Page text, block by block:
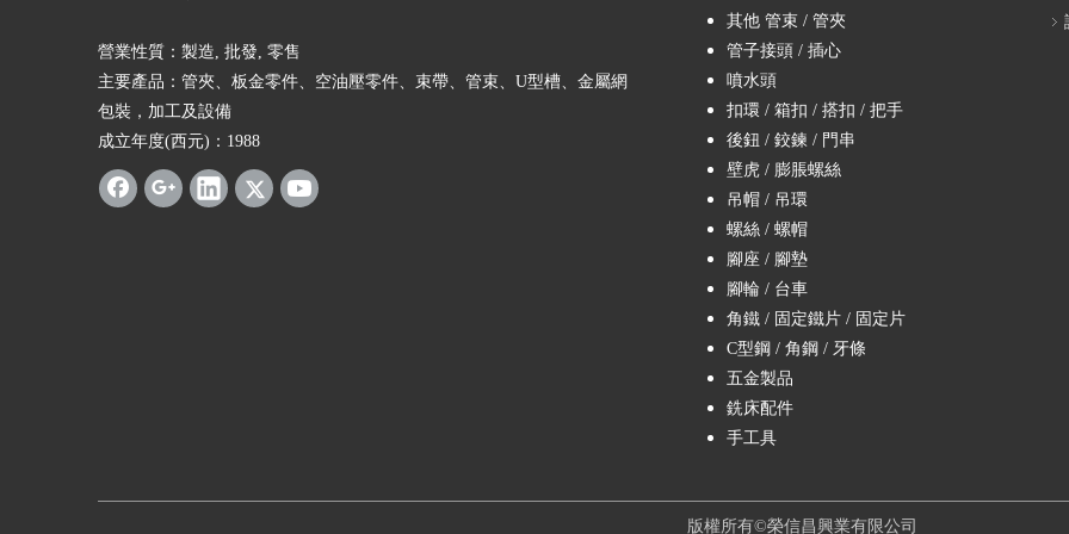
營業性質：製造, 批發, 零售
主要產品：管夾、板金零件、空油壓零件、束帶、管束、U型槽、金屬網
包裝，加工及設備
成立年度(西元)：1988
其他 管束 / 管夾
管子接頭 / 插心
噴水頭
扣環 / 箱扣 / 搭扣 / 把手
後鈕 / 鉸鍊 / 門串
壁虎 / 膨脹螺絲
吊帽 / 吊環
螺絲 / 螺帽
腳座 / 腳墊
腳輪 / 台車
角鐵 / 固定鐵片 / 固定片
C型鋼 / 角鋼 / 牙條
五金製品
銑床配件
手工具
版權所有©榮信昌興業有限公司